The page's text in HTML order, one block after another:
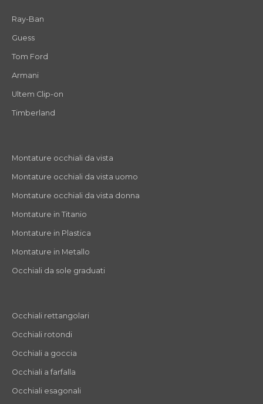
Ray-Ban
Guess
Tom Ford
Armani
Ultem Clip-on
Timberland
Montature occhiali da vista
Montature occhiali da vista uomo
Montature occhiali da vista donna
Montature in Titanio
Montature in Plastica
Montature in Metallo
Occhiali da sole graduati
Occhiali rettangolari
Occhiali rotondi
Occhiali a goccia
Occhiali a farfalla
Occhiali esagonali